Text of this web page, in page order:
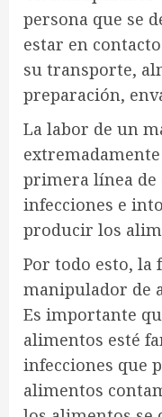
persona que se
estar en
su transporte,
preparación,
La labor de un
primera línea de
infecciones e
producir los
Por todo esto, la
manipulador de
Es importante
alimentos esté
infecciones que
alimentos